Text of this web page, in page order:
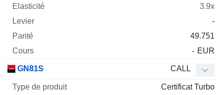
3.9x
-
49.751
- EUR
GN81S CALL
Certificat Turbo